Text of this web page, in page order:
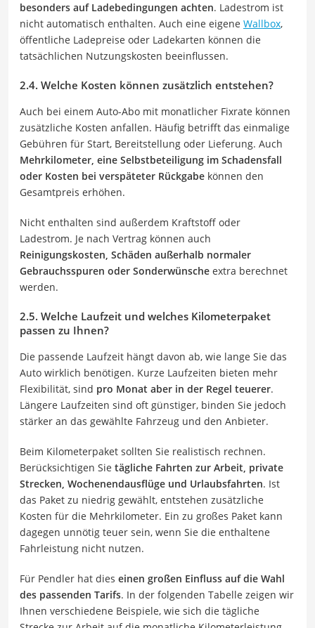
besonders auf Ladebedingungen achten. Ladestrom ist
nicht automatisch enthalten. Auch eine eigene Wallbox,
öffentliche Ladepreise oder Ladekarten können die
tatsächlichen Nutzungskosten beeinflussen.
2.4. Welche Kosten können zusätzlich entstehen?
Auch bei einem Auto-Abo mit monatlicher Fixrate können
zusätzliche Kosten anfallen. Häufig betrifft das einmalige
Gebühren für Start, Bereitstellung oder Lieferung. Auch
Mehrkilometer, eine Selbstbeteiligung im Schadensfall
oder Kosten bei verspäteter Rückgabe können den
Gesamtpreis erhöhen.
Nicht enthalten sind außerdem Kraftstoff oder
Ladestrom. Je nach Vertrag können auch
Reinigungskosten, Schäden außerhalb normaler
Gebrauchsspuren oder Sonderwünsche extra berechnet
werden.
2.5. Welche Laufzeit und welches Kilometerpaket
passen zu Ihnen?
Die passende Laufzeit hängt davon ab, wie lange Sie das
Auto wirklich benötigen. Kurze Laufzeiten bieten mehr
Flexibilität, sind pro Monat aber in der Regel teuerer.
Längere Laufzeiten sind oft günstiger, binden Sie jedoch
stärker an das gewählte Fahrzeug und den Anbieter.
Beim Kilometerpaket sollten Sie realistisch rechnen.
Berücksichtigen Sie tägliche Fahrten zur Arbeit, private
Strecken, Wochenendausflüge und Urlaubsfahrten. Ist
das Paket zu niedrig gewählt, entstehen zusätzliche
Kosten für die Mehrkilometer. Ein zu großes Paket kann
dagegen unnötig teuer sein, wenn Sie die enthaltene
Fahrleistung nicht nutzen.
Für Pendler hat dies einen großen Einfluss auf die Wahl
des passenden Tarifs. In der folgenden Tabelle zeigen wir
Ihnen verschiedene Beispiele, wie sich die tägliche